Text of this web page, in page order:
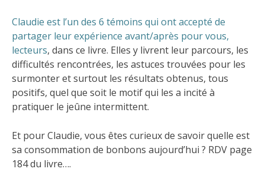
Claudie est l’un des 6 témoins qui ont accepté de
partager leur expérience avant/après pour vous,
lecteurs, dans ce livre. Elles y livrent leur parcours, les
difficultés rencontrées, les astuces trouvées pour les
surmonter et surtout les résultats obtenus, tous
positifs, quel que soit le motif qui les a incité à
pratiquer le jeûne intermittent.
Et pour Claudie, vous êtes curieux de savoir quelle est
sa consommation de bonbons aujourd’hui ? RDV page
184 du livre….